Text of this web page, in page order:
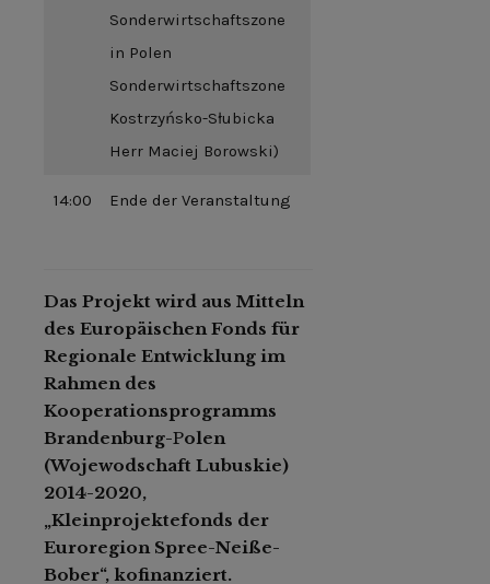
Sonderwirtschaftszone
in Polen
Sonderwirtschaftszone
Kostrzyńsko-Słubicka
Herr Maciej Borowski)
14:00 Ende der Veranstaltung
Das Projekt wird aus Mitteln
des Europäischen Fonds für
Regionale Entwicklung im
Rahmen des
Kooperationsprogramms
Brandenburg-Polen
(Wojewodschaft Lubuskie)
2014-2020,
„Kleinprojektefonds der
Euroregion Spree-Neiße-
Bober“, kofinanziert.